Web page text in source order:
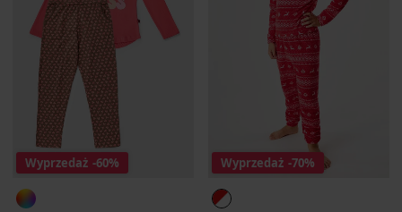
Wyprzedaż -60% Wyprzedaż -70%